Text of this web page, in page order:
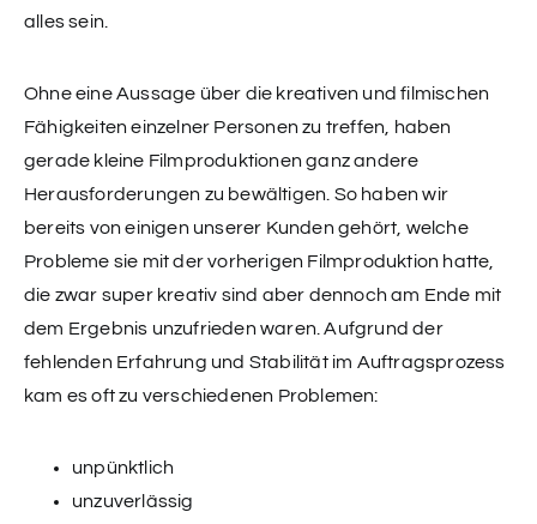
alles sein.
Ohne eine Aussage über die kreativen und filmischen
Fähigkeiten einzelner Personen zu treffen, haben
gerade kleine Filmproduktionen ganz andere
Herausforderungen zu bewältigen. So haben wir
bereits von einigen unserer Kunden gehört, welche
Probleme sie mit der vorherigen Filmproduktion hatte,
die zwar super kreativ sind aber dennoch am Ende mit
dem Ergebnis unzufrieden waren. Aufgrund der
fehlenden Erfahrung und Stabilität im Auftragsprozess
kam es oft zu verschiedenen Problemen:
unpünktlich
unzuverlässig